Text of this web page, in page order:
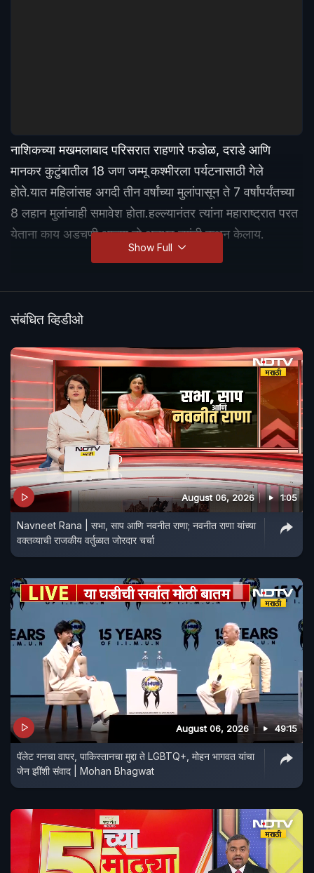
नाशिकच्या मखमलाबाद परिसरात राहणारे फडोळ, दराडे आणि
मानकर कुटुंबातील 18 जण जम्मू कश्मीरला पर्यटनासाठी गेले
होते.यात महिलांसह अगदी तीन वर्षांच्या मुलांपासून ते 7 वर्षांपर्यंतच्या
8 लहान मुलांचाही समावेश होता.हल्ल्यानंतर त्यांना महाराष्ट्रात परत
येताना काय अडचणी आल्या तो अनुभव त्यांनी कथन केलाय.
Show Full
संबंधित व्हिडीओ
August 06, 2026 1:05
Navneet Rana | सभा, साप आणि नवनीत राणा; नवनीत राणा यांच्या
वक्तव्याची राजकीय वर्तुळात जोरदार चर्चा
August 06, 2026 49:15
पॅलेट गनचा वापर, पाकिस्तानचा मुद्दा ते LGBTQ+, मोहन भागवत यांचा
जेन झींशी संवाद | Mohan Bhagwat